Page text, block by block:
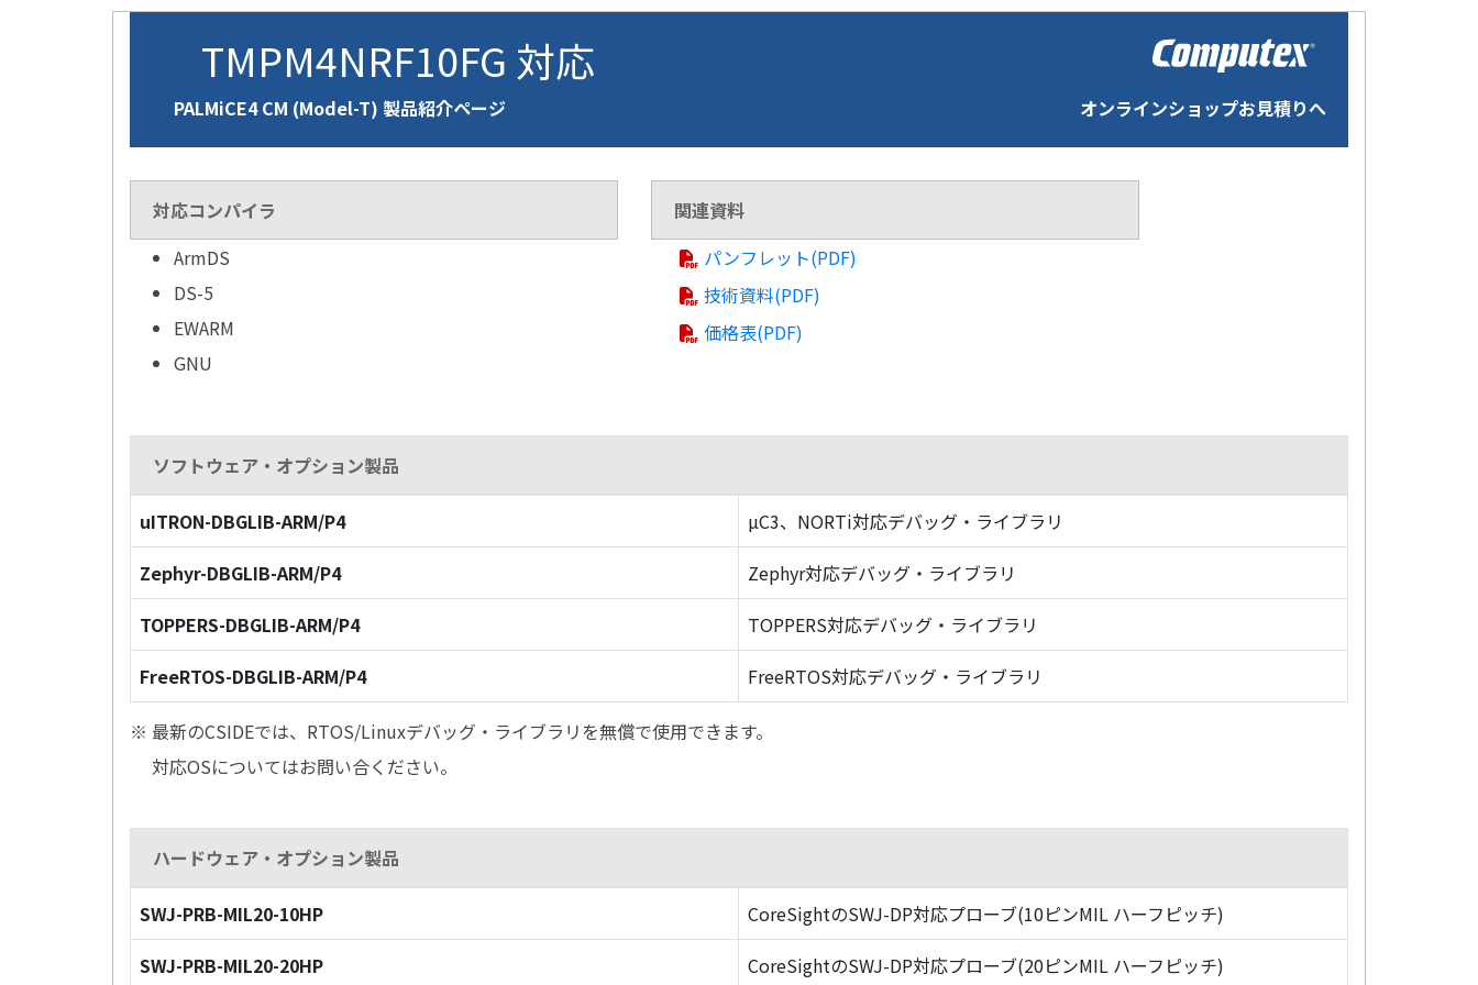
TMPM4NRF10FG 対応
PALMiCE4 CM (Model-T) 製品紹介ページ オンラインショップお見積りへ
対応コンパイラ
ArmDS
DS-5
EWARM
GNU
関連資料
パンフレット(PDF)
技術資料(PDF)
価格表(PDF)
ソフトウェア・オプション製品
uITRON-DBGLIB-ARM/P4
µC3、NORTi対応デバッグ・ライブラリ
Zephyr-DBGLIB-ARM/P4
Zephyr対応デバッグ・ライブラリ
TOPPERS-DBGLIB-ARM/P4
TOPPERS対応デバッグ・ライブラリ
FreeRTOS-DBGLIB-ARM/P4
FreeRTOS対応デバッグ・ライブラリ
※ 最新のCSIDEでは、RTOS/Linuxデバッグ・ライブラリを無償で使用できます。
対応OSについてはお問い合ください。
ハードウェア・オプション製品
SWJ-PRB-MIL20-10HP
CoreSightのSWJ-DP対応プローブ(10ピンMIL ハーフピッチ)
SWJ-PRB-MIL20-20HP
CoreSightのSWJ-DP対応プローブ(20ピンMIL ハーフピッチ)